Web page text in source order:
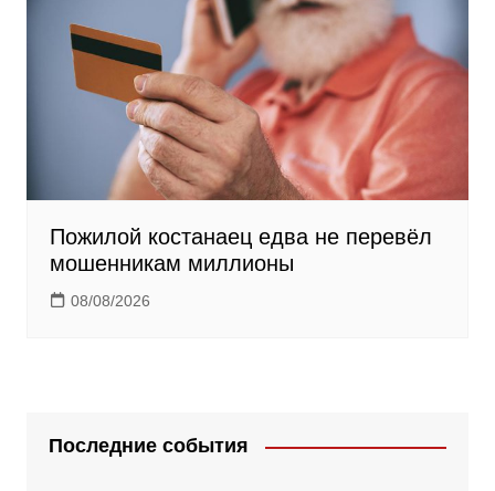
Пожилой костанаец едва не перевёл
мошенникам миллионы
08/08/2026
Последние события